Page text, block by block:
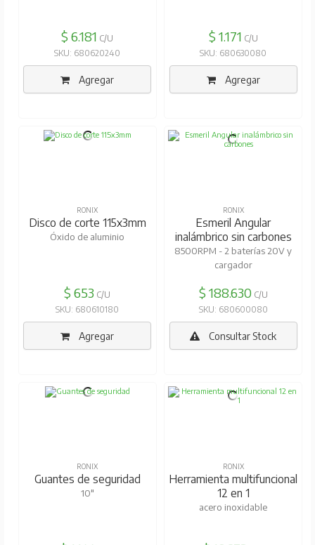
$ 6.181 C/U
SKU: 680620240
Agregar
$ 1.171 C/U
SKU: 680630080
Agregar
RONIX
Disco de corte 115x3mm
Óxido de aluminio
$ 653 C/U
SKU: 680610180
Agregar
RONIX
Esmeril Angular
inalámbrico sin carbones
8500RPM - 2 baterías 20V y
cargador
$ 188.630C/U
SKU: 680600080
Consultar Stock
RONIX
Guantes de seguridad
10"
RONIX
Herramienta multifuncional
12 en 1
acero inoxidable